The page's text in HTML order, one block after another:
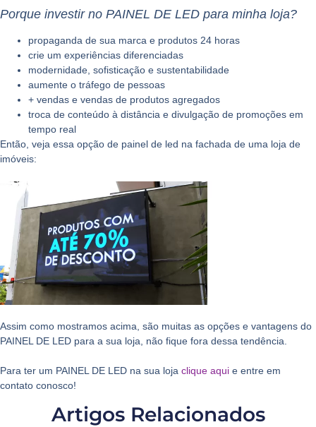
Porque investir no PAINEL DE LED para minha loja?
propaganda de sua marca e produtos 24 horas
crie um experiências diferenciadas
modernidade, sofisticação e sustentabilidade
aumente o tráfego de pessoas
+ vendas e vendas de produtos agregados
troca de conteúdo à distância e divulgação de promoções em
tempo real
Então, veja essa opção de painel de led na fachada de uma loja de
imóveis:
Assim como mostramos acima, são muitas as opções e vantagens do
PAINEL DE LED para a sua loja, não fique fora dessa tendência.
Para ter um PAINEL DE LED na sua loja clique aqui e entre em
contato conosco!
Artigos Relacionados